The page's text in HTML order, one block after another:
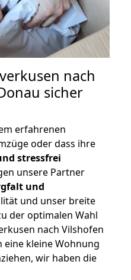
nach
sicher
erfahrenen
oder dass ihre
stressfrei
unsere Partner
und
und unser breite
der optimalen Wahl
nach Vilshofen
eine kleine Wohnung
wir haben die